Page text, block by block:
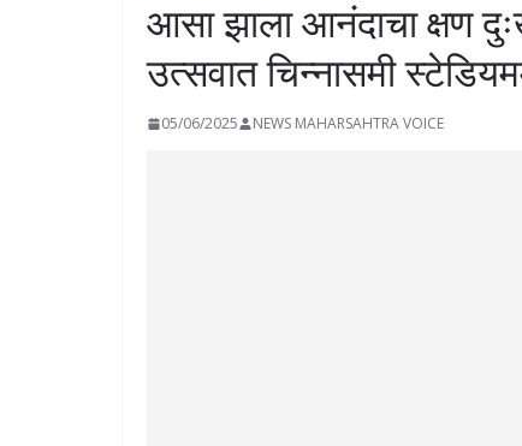
आसा झाला आनंदाचा क्षण
उत्सवात चिन्नासमी
05/06/2025 NEWS MAHARSAHTRA VOICE